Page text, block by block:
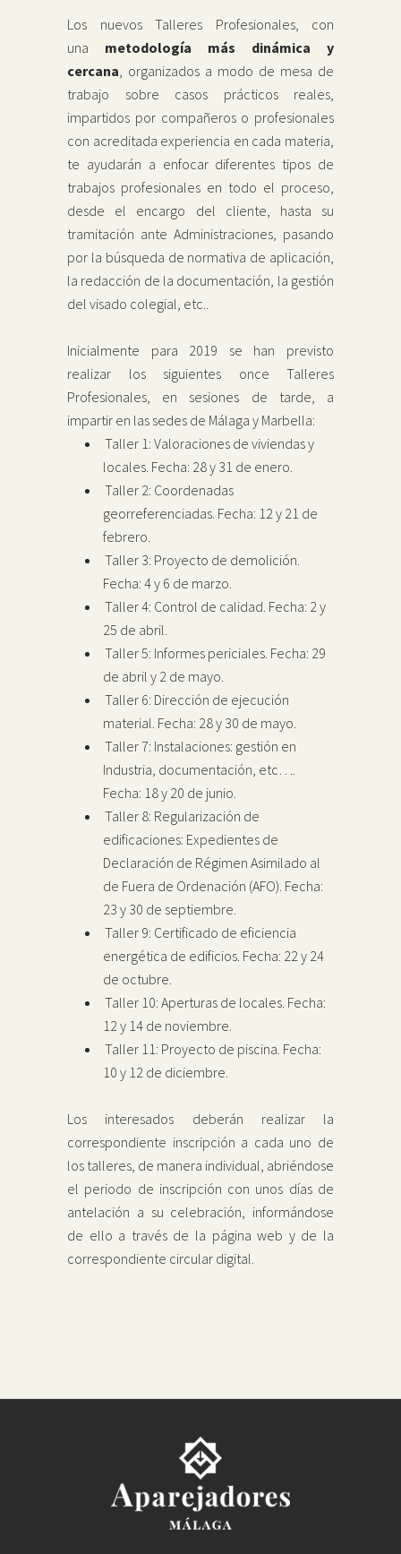
Los nuevos Talleres Profesionales, con
una metodología más dinámica y
cercana , organizados a modo de mesa de
trabajo sobre casos prácticos reales,
impartidos por compañeros o profesionales
con acreditada experiencia en cada materia,
te ayudarán a enfocar diferentes tipos de
trabajos profesionales en todo el proceso,
desde el encargo del cliente, hasta su
tramitación ante Administraciones, pasando
por la búsqueda de normativa de aplicación,
la redacción de la documentación, la gestión
del visado colegial, etc..
Inicialmente para 2019 se han previsto
realizar los siguientes once Talleres
Profesionales, en sesiones de tarde, a
impartir en las sedes de Málaga y Marbella:
Taller 1: Valoraciones de viviendas y
locales. Fecha: 28 y 31 de enero.
Taller 2: Coordenadas
georreferenciadas. Fecha: 12 y 21 de
febrero.
Taller 3: Proyecto de demolición.
Fecha: 4 y 6 de marzo.
Taller 4: Control de calidad. Fecha: 2 y
25 de abril.
Taller 5: Informes periciales. Fecha: 29
de abril y 2 de mayo.
Taller 6: Dirección de ejecución
material. Fecha: 28 y 30 de mayo.
Taller 7: Instalaciones: gestión en
Industria, documentación, etc….
Fecha: 18 y 20 de junio.
Taller 8: Regularización de
edificaciones: Expedientes de
Declaración de Régimen Asimilado al
de Fuera de Ordenación (AFO). Fecha:
23 y 30 de septiembre.
Taller 9: Certificado de eficiencia
energética de edificios. Fecha: 22 y 24
de octubre.
Taller 10: Aperturas de locales. Fecha:
12 y 14 de noviembre.
Taller 11: Proyecto de piscina. Fecha:
10 y 12 de diciembre.
Los interesados deberán realizar la
correspondiente inscripción a cada uno de
los talleres, de manera individual, abriéndose
el periodo de inscripción con unos días de
antelación a su celebración, informándose
de ello a través de la página web y de la
correspondiente circular digital.